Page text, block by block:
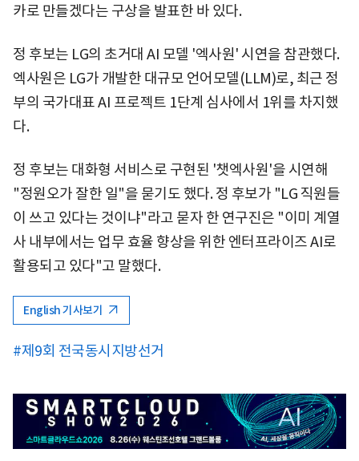
카로 만들겠다는 구상을 발표한 바 있다.
정 후보는 LG의 초거대 AI 모델 '엑사원' 시연을 참관했다.
엑사원은 LG가 개발한 대규모 언어모델(LLM)로, 최근 정
부의 국가대표 AI 프로젝트 1단계 심사에서 1위를 차지했
다.
정 후보는 대화형 서비스로 구현된 '챗엑사원'을 시연해
"정원오가 잘한 일"을 묻기도 했다. 정 후보가 "LG 직원들
이 쓰고 있다는 것이냐"라고 묻자 한 연구진은 "이미 계열
사 내부에서는 업무 효율 향상을 위한 엔터프라이즈 AI로
활용되고 있다"고 말했다.
English 기사보기
#제9회 전국동시지방선거